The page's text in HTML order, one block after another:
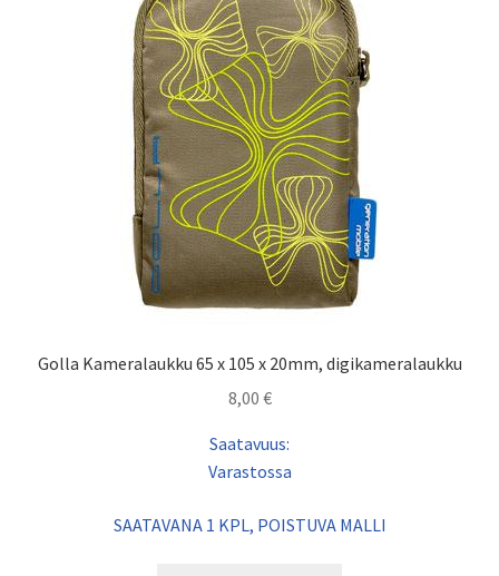
Golla Kameralaukku 65 x 105 x 20mm, digikameralaukku
8,00 €
Saatavuus:
Varastossa
SAATAVANA 1 KPL, POISTUVA MALLI